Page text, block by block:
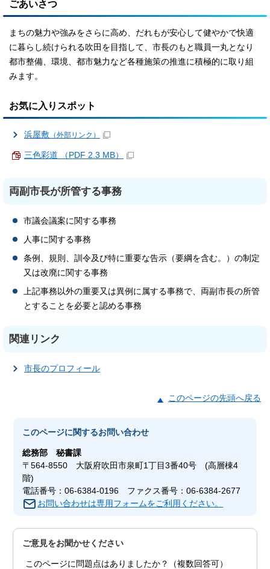
ごあいさつ
まちの魅力や強みをさらに高め、だれもが安心して健やかで快適
に暮らし続けられる吹田を目指して、市長のもと職員一丸となり
都市整備、環境、都市魅力など各種施策の推進に積極的に取り組
みます。
お気に入りスポット
浜屋敷 （外部リンク）
三色彩道 （PDF 2.3 MB）
両副市長が所管する事務
市議会議案に関する事務
人事に関する事務
条例、規則、訓令及び特に重要な告示（要綱を含む。）の制定
又は改廃に関する事務
上記事務以外の重要又は異例に属する事務で、両副市長の所管
とすることを必要と認める事務
関連リンク
市長のプロフィール
このページの先頭へ戻る
このページに関するお問い合わせ
総務部秘書課
〒564-8550 大阪府吹田市泉町1丁目3番40号 (高層棟4
階)
電話番号：06-6384-0196 ファクス番号：06-6384-2677
お問い合わせは専用フォームをご利用ください。
ご意見をお聞かせください
このページに問題点はありましたか？（複数回答可）